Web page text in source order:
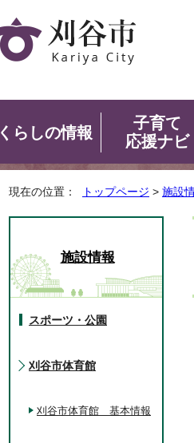
くらしの情報
子育て
応援ナビ
現在の位置： トップページ > 施設
施設情報
スポーツ・公園
刈谷市体育館
刈谷市体育館 基本情報